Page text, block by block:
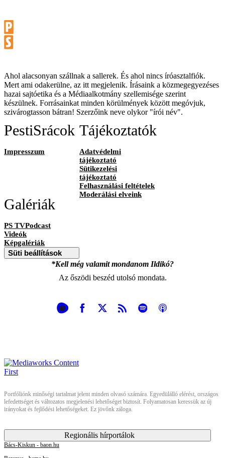
Ahol alacsonyan szállnak a sallerek. És ahol nincs íróasztalfiók.
Mert ami odakerülne, az itt megjelenik. Írásaink a közmegegyezéses
hazai sajtóetika és a Médiaalkotmány szellemisége szerint
készülnek. Forrásainkat minden körülmények között megóvjuk,
szivárogtasson bátran! Szerzőink neve olykor "írói név".
PestiSrácok
Impresszum
Tájékoztatók
Adatvédelmi
tájékoztató
Sütikezelési
tájékoztató
Felhasználási feltételek
Moderálási elveink
Galériák
PS TVPodcast
Videók
Képgalériák
Süti beállítások
*Kell még valamit mondanom Ildikó?
Az őszödi beszéd utolsó mondata.
Portfóliónk minőségi tartalmat jelent minden olvasó számára. Egyedülálló elérést, országos
lefedettséget és változatos megjelenési lehetőséget biztosít. Folyamatosan keressük az új
irányokat és fejlődési lehetőségeket. Ez jövőnk záloga.
Regionális hírportálok
Bács-Kiskun - baon.hu